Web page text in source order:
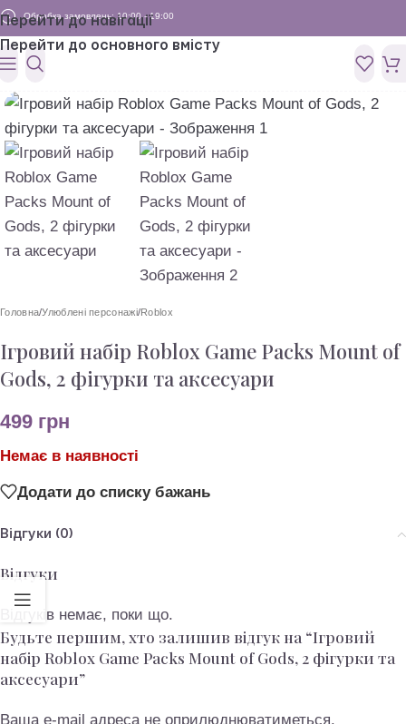
Перейти до навігації
Перейти до основного вмісту
Обробка замовлень: 10:00 - 19:00
Головна/Улюблені персонажі/Roblox
Ігровий набір Roblox Game Packs Mount of
Gods, 2 фігурки та аксесуари
499 грн
Немає в наявності
Додати до списку бажань
Відгуки (0)
Відгуки
Відгуків немає, поки що.
Будьте першим, хто залишив відгук на “Ігровий
набір Roblox Game Packs Mount of Gods, 2 фігурки та
аксесуари”
Ваша e-mail адреса не оприлюднюватиметься.